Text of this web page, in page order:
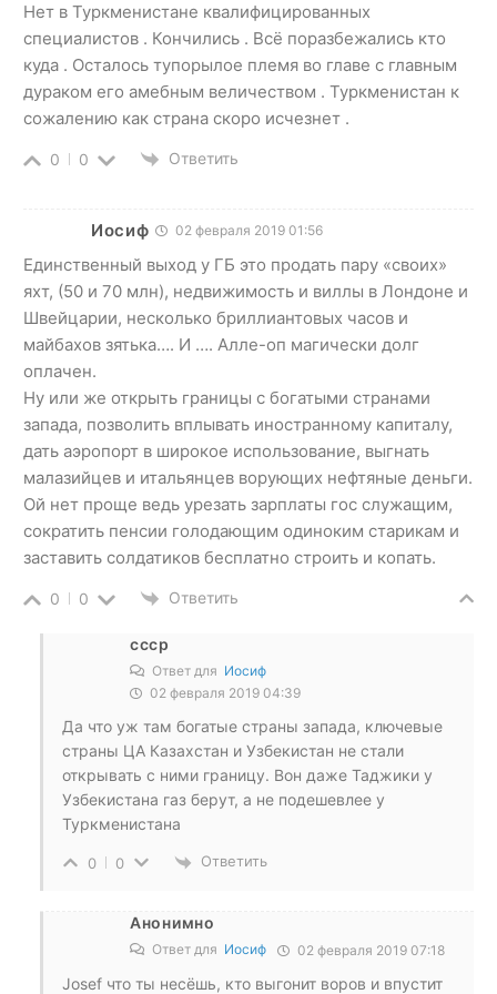
Нет в Туркменистане квалифицированных
специалистов . Кончились . Всё поразбежались кто
куда . Осталось тупорылое племя во главе с главным
дураком его амебным величеством . Туркменистан к
сожалению как страна скоро исчезнет .
0 0 Ответить
Иосиф 02 февраля 2019 01:56
Единственный выход у ГБ это продать пару «своих»
яхт, (50 и 70 млн), недвижимость и виллы в Лондоне и
Швейцарии, несколько бриллиантовых часов и
майбахов зятька…. И …. Алле-оп магически долг
оплачен.
Ну или же открыть границы с богатыми странами
запада, позволить вплывать иностранному капиталу,
дать аэропорт в широкое использование, выгнать
малазийцев и итальянцев ворующих нефтяные деньги.
Ой нет проще ведь урезать зарплаты гос служащим,
сократить пенсии голодающим одиноким старикам и
заставить солдатиков бесплатно строить и копать.
0 0 Ответить
ссср
Ответ для Иосиф
02 февраля 2019 04:39
Да что уж там богатые страны запада, ключевые
страны ЦА Казахстан и Узбекистан не стали
открывать с ними границу. Вон даже Таджики у
Узбекистана газ берут, а не подешевлее у
Туркменистана
0 0 Ответить
Анонимно
Ответ для Иосиф 02 февраля 2019 07:18
Josef что ты несёшь, кто выгонит воров и впустит